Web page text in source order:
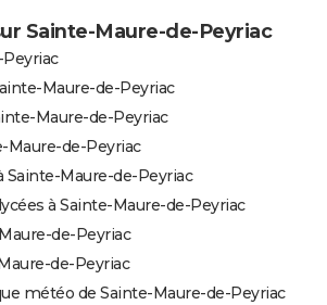
Sainte-Maure-de-Peyriac
Maure-de-Peyriac
Maure-de-Peyriac
Maure-de-Peyriac
Sainte-Maure-de-Peyriac
à Sainte-Maure-de-Peyriac
de-Peyriac
de-Peyriac
météo de Sainte-Maure-de-Peyriac